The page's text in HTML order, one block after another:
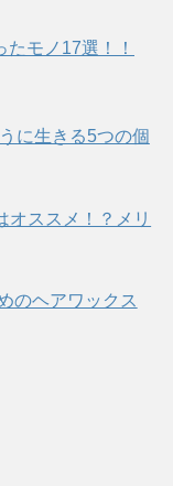
モノ17選！！
に生きる5つの個
オススメ！？メリ
のヘアワックス